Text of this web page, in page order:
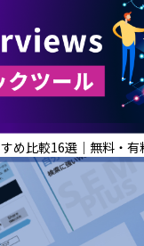
め比較16選│無料・有